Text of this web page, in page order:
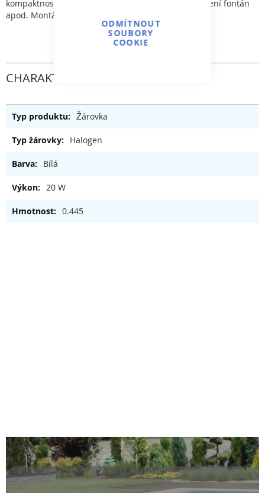
ODMÍTNOUT
SOUBORY
COOKIE
kompaktnost se dají použít kdekoli, např. pro osvětlení fontán
apod. Montáž přes těsnění a kontramatku.
CHARAKTERISTICKÝ
Žárovka
Halogen
Bílá
20 W
0.445